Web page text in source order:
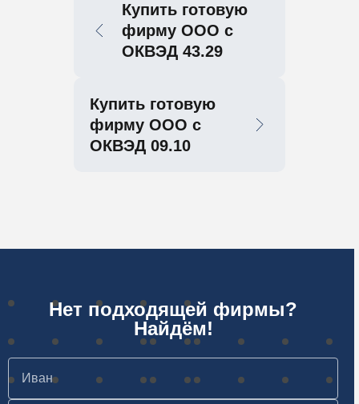
Купить готовую
фирму ООО с
ОКВЭД 43.29
Купить готовую
фирму ООО с
ОКВЭД 09.10
Нет подходящей фирмы?
Найдём!